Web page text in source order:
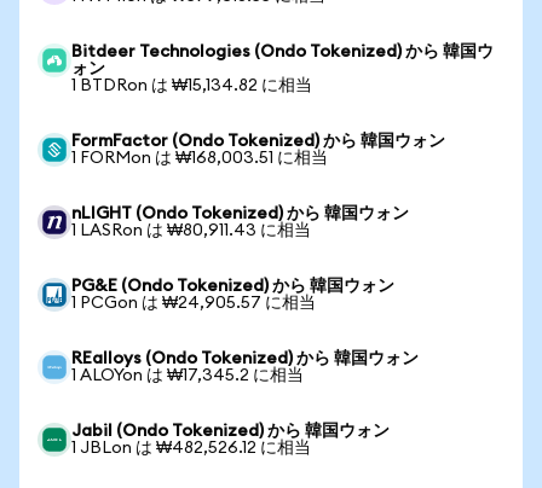
Bitdeer Technologies (Ondo Tokenized) から 韓国ウ
ォン
1 BTDRon は ₩15,134.82 に相当
FormFactor (Ondo Tokenized) から 韓国ウォン
1 FORMon は ₩168,003.51 に相当
nLIGHT (Ondo Tokenized) から 韓国ウォン
1 LASRon は ₩80,911.43 に相当
PG&E (Ondo Tokenized) から 韓国ウォン
1 PCGon は ₩24,905.57 に相当
REalloys (Ondo Tokenized) から 韓国ウォン
1 ALOYon は ₩17,345.2 に相当
Jabil (Ondo Tokenized) から 韓国ウォン
1 JBLon は ₩482,526.12 に相当